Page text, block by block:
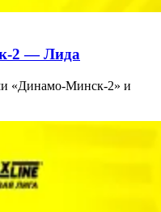
2 — Лида
«Динамо-Минск-2» и